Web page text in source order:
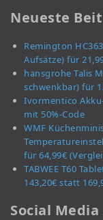
Neueste
Remington
Aufsätze) für
hansgrohe Talis
schwenkbar) für
Ivormentico
mit 50%-Code
WMF
für 64,99€
TABWEE T60
143,20€ statt
Social